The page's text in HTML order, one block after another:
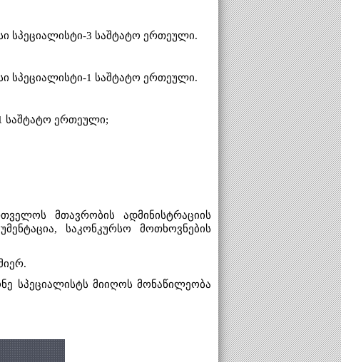
სპეციალისტი-3 საშტატო ერთეული.
სპეციალისტი-1 საშტატო ერთეული.
საშტატო ერთეული;
მთავრობის ადმინისტრაციის
საკონკურსო მოთხოვნების
სპეციალისტს მიიღოს მონაწილეობა